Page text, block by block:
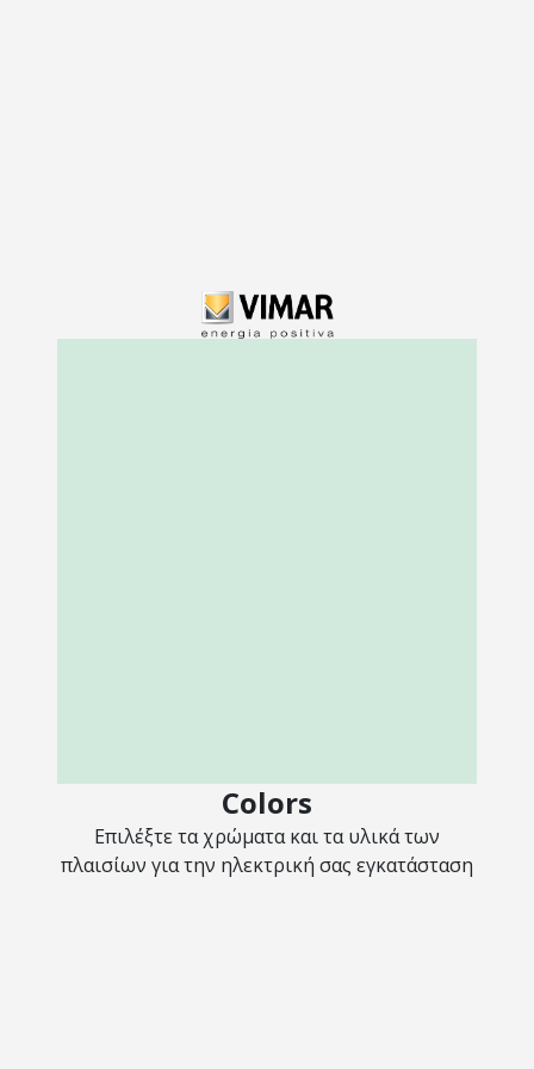
Colors
Επιλέξτε τα χρώματα και τα υλικά των
πλαισίων για την ηλεκτρική σας εγκατάσταση